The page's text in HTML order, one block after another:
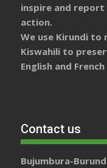
inspire and
action.
We use Kirundi to
Kiswahili to
English and
Contact us
Bujumbura-